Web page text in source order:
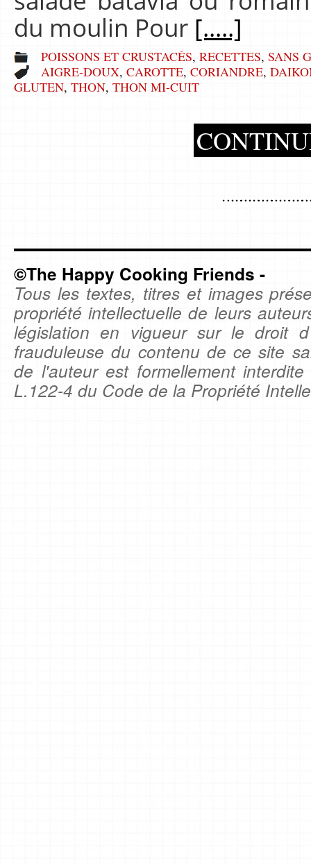
du moulin Pour [.....]
POISSONS ET CRUSTACÉS, RECETTES, SANS
AIGRE-DOUX, CAROTTE, CORIANDRE,
GLUTEN, THON, THON MI-CUIT
©The Happy Cooking Friends -
Tous les textes, titres et images
propriété intellectuelle de leurs
législation en vigueur sur le droit
frauduleuse du contenu de ce site
de l'auteur est formellement
L.122-4 du Code de la Propriété